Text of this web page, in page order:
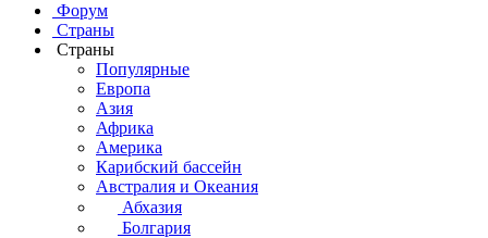
Форум
Страны
Страны
Популярные
Европа
Азия
Африка
Америка
Карибский бассейн
Австралия и Океания
Абхазия
Болгария